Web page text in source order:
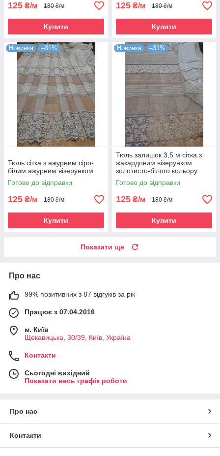
125 ₴/м 180 ₴/м
Купити
125 ₴/м 180 ₴/м
Купити
Новинка –31%
Тюль сітка з ажурним сіро-
білим ажурним візерунком
Готово до відправки
125 ₴/м 180 ₴/м
Купити
Новинка –31%
Тюль залишок 3,5 м сітка з
жакардовим візерунком
золотисто-білого кольору
Готово до відправки
125 ₴/м 180 ₴/м
Купити
Показати ще
Про нас
99% позитивних з 87 відгуків за рік
Працює з 07.04.2016
м. Київ
Щекавицька, 30/39, Київ, Україна
Контакти
Сьогодні вихідний
Показати весь графік роботи
Про нас
Контакти